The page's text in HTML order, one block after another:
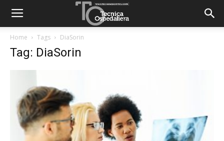
Home Tags DiaSorin
Tag: DiaSorin